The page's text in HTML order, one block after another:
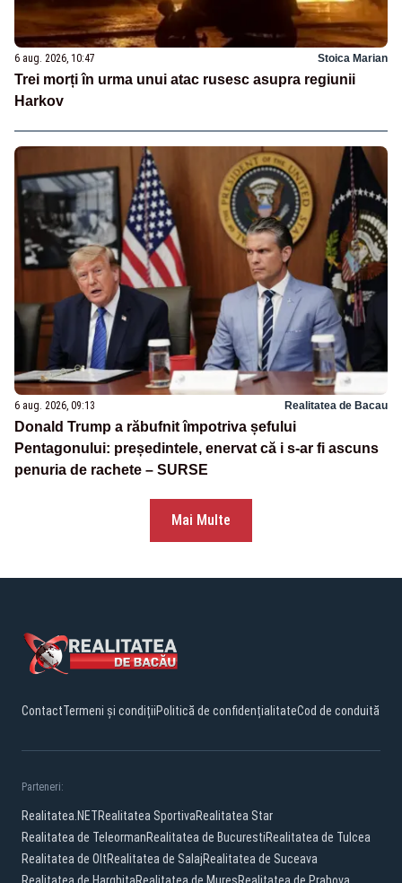
6 aug. 2026, 10:47 Stoica Marian
Trei morți în urma unui atac rusesc asupra regiunii
Harkov
6 aug. 2026, 09:13 Realitatea de Bacau
Donald Trump a răbufnit împotriva șefului
Pentagonului: președintele, enervat că i s-ar fi ascuns
penuria de rachete – SURSE
Mai Multe
ContactTermeni și condițiiPolitică de confidențialitateCod de conduită
Parteneri:
Realitatea.NETRealitatea SportivaRealitatea Star
Realitatea de TeleormanRealitatea de BucurestiRealitatea de Tulcea
Realitatea de OltRealitatea de SalajRealitatea de Suceava